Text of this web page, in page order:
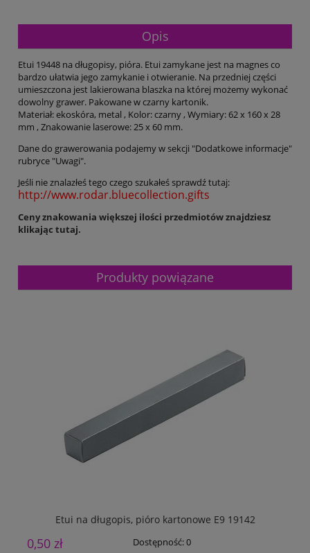
Opis
Etui 19448 na długopisy, pióra. Etui zamykane jest na magnes co
bardzo ułatwia jego zamykanie i otwieranie. Na przedniej części
umieszczona jest lakierowana blaszka na której możemy wykonać
dowolny grawer. Pakowane w czarny kartonik.
Materiał: ekoskóra, metal , Kolor: czarny , Wymiary: 62 x 160 x 28
mm , Znakowanie laserowe: 25 x 60 mm.
Dane do grawerowania podajemy w sekcji "Dodatkowe informacje"
rubryce "Uwagi".
Jeśli nie znalazłeś tego czego szukałeś sprawdź tutaj:
http://www.rodar.bluecollection.gifts
Ceny znakowania większej ilości przedmiotów znajdziesz
klikając tutaj.
Produkty powiązane
Etui na długopis, pióro kartonowe E9 19142
0,50 zł Dostępność:0